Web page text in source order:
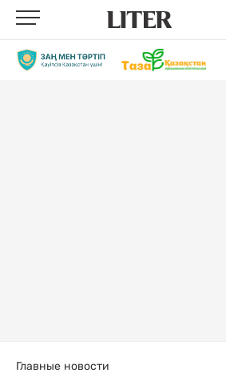
Главные новости